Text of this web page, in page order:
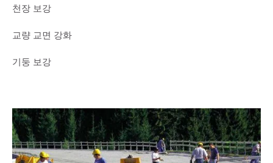
천장 보강
교량 교면 강화
기둥 보강